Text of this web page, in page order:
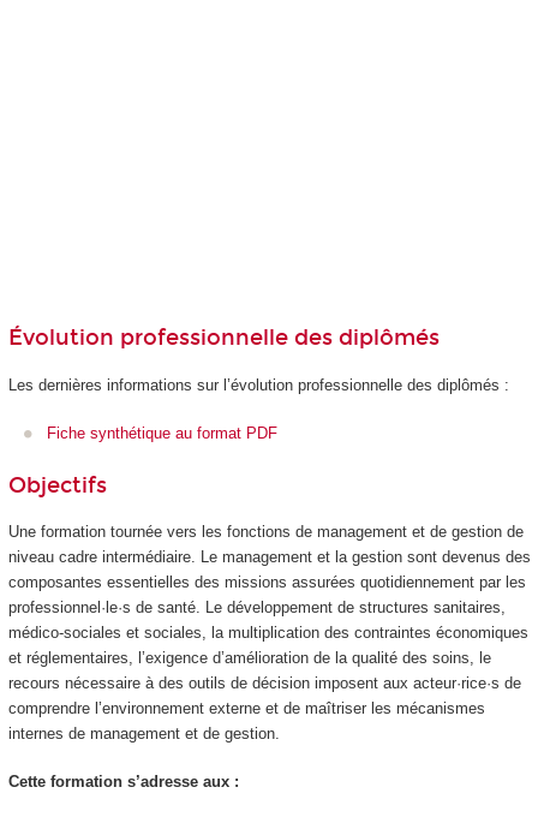
Évolution professionnelle des diplômés
Les dernières informations sur l’évolution professionnelle des diplômés :
Fiche synthétique au format PDF
Objectifs
Une formation tournée vers les fonctions de management et de gestion de
niveau cadre intermédiaire. Le management et la gestion sont devenus des
composantes essentielles des missions assurées quotidiennement par les
professionnel·le·s de santé. Le développement de structures sanitaires,
médico-sociales et sociales, la multiplication des contraintes économiques
et réglementaires, l’exigence d’amélioration de la qualité des soins, le
recours nécessaire à des outils de décision imposent aux acteur·rice·s de
comprendre l’environnement externe et de maîtriser les mécanismes
internes de management et de gestion.
Cette formation s’adresse aux :